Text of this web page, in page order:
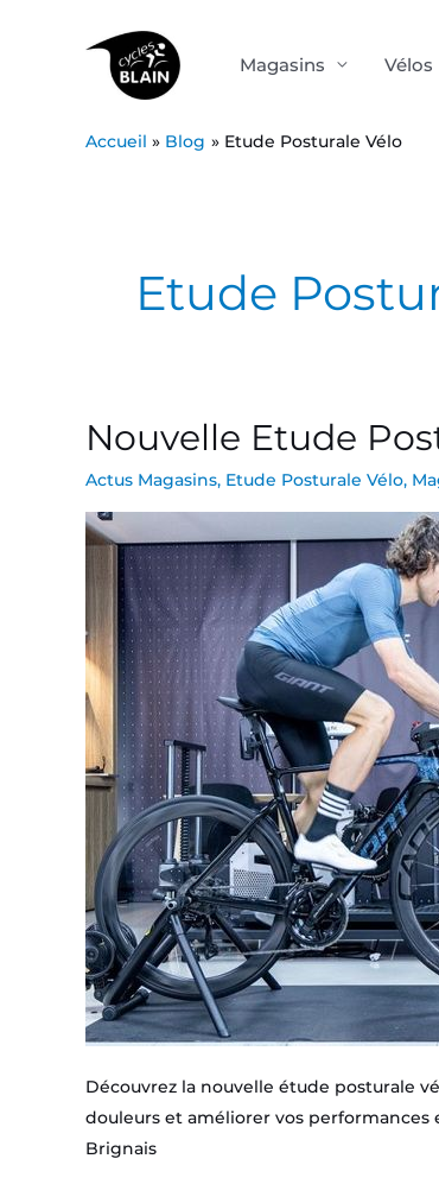
Magasins Vélos
Accueil Blog Etude Posturale Vélo
Etude
Nouvelle Etude
Actus Magasins, Etude Posturale Vélo,
Découvrez la nouvelle étude posturale
douleurs et améliorer vos performances
Brignais
Nouvelle
Posturale
Vélos
GIANT
sur
Lyon